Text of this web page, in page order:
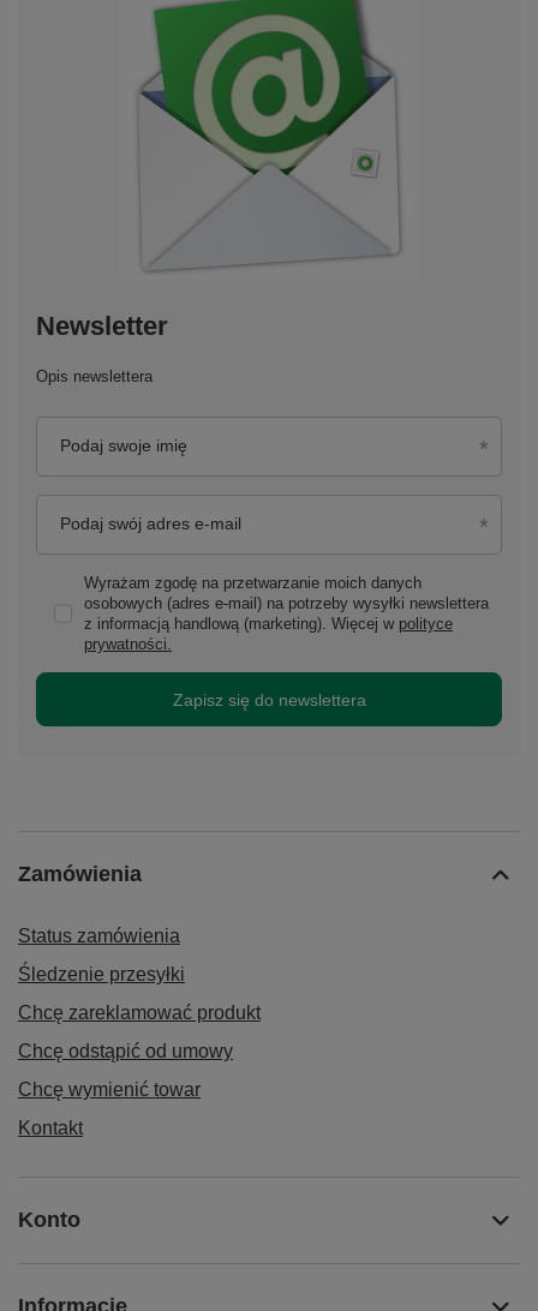
Newsletter
Opis newslettera
Podaj swoje imię
Podaj swój adres e-mail
Wyrażam zgodę na przetwarzanie moich danych
osobowych (adres e-mail) na potrzeby wysyłki newslettera
z informacją handlową (marketing). Więcej w polityce
prywatności.
Zapisz się do newslettera
Zamówienia
Status zamówienia
Śledzenie przesyłki
Chcę zareklamować produkt
Chcę odstąpić od umowy
Chcę wymienić towar
Kontakt
Konto
Informacje